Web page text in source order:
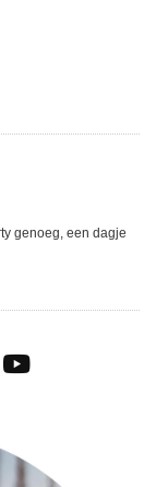
genoeg, een dagje